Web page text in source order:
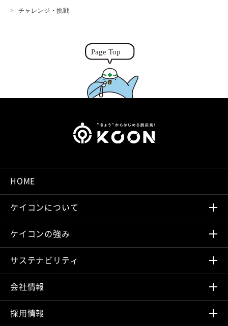
チャレンジ・挑戦
HOME
ケイコンについて
ケイコンの強み
サステナビリティ
会社情報
採⽤情報